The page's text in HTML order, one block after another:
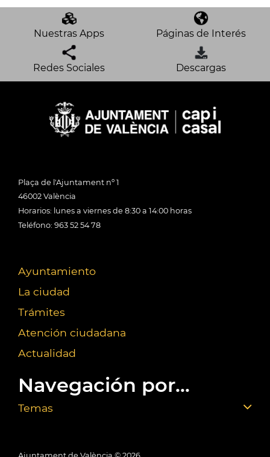
Nuestras Apps Páginas de Interés
Redes Sociales Descargas
Plaça de l'Ajuntament nº 1
46002 València
Horarios: lunes a viernes de 8:30 a 14:00 horas
Teléfono: 963 52 54 78
Ayuntamiento
La ciudad
Trámites
Atención ciudadana
Actualidad
Navegación por...
Temas